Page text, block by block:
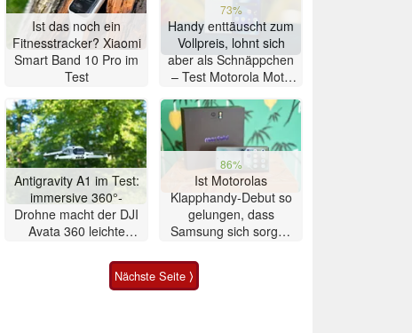
Ist das noch ein
Fitnesstracker? Xiaomi
Smart Band 10 Pro im
Test
73%
Handy enttäuscht zum
Vollpreis, lohnt sich
aber als Schnäppchen
– Test Motorola Moto
Antigravity A1 im Test:
immersive 360°-
Drohne macht der DJI
Avata 360 leichte
86%
Ist Motorolas
Klapphandy-Debut so
gelungen, dass
Samsung sich sorgen
Smartphone im Test
Nächste Seite ⟩